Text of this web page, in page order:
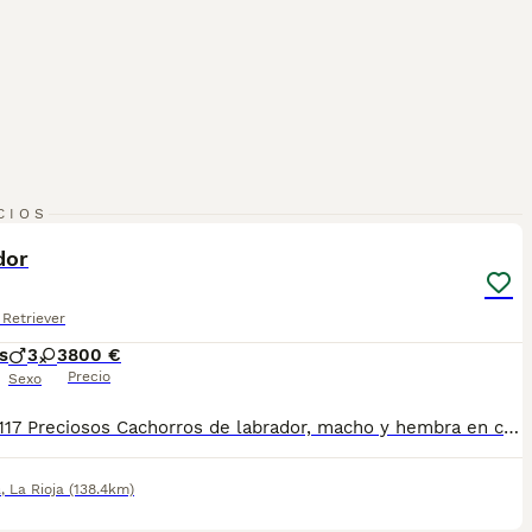
3 3
Sexo
800 €
Precio
623295117 Preciosos Cachorros de labrador, macho y hembra en color chocolate todos nuestros cachorros están vacunados desparasitado con cartilla de vacunación con su contrato de garantía vírico y genético por escrito. Estamos ubicados en Calahorra La Rioja pero entregamos en cualquier parte de España en mano contra reembolso no te quedes sin el tuyo, llámame sin compromiso para mayor información. Hacemos tres Barcelona, Valencia, Madrid, Bilbao canta Vizcaya Santander Asturias
, La Rioja (138.4km)